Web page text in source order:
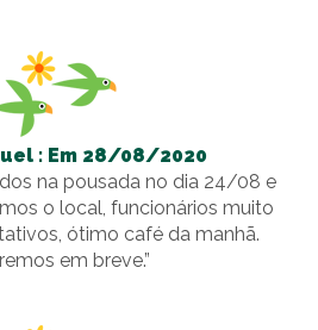
: Em 28/08/2020
na pousada no dia 24/08 e
o local, funcionários muito
ótimo café da manhã.
em breve.”